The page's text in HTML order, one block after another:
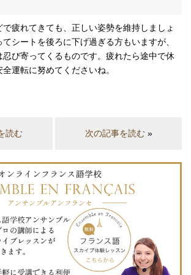
疲れてきても、正しい姿勢を維持しましょ
シートを後ろに下げ過ぎる方もいますが、
忍び寄ってくるものです。疲れたら途中で休
運転に努めてくださいね。
読む 次の記事を読む»